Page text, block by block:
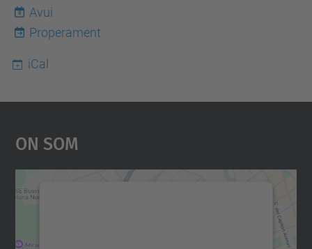
8
Avui
Properament
iCal
On Som